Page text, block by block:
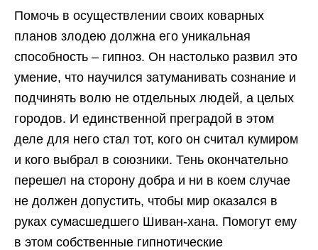
Помочь в осуществлении своих коварных
планов злодею должна его уникальная
способность – гипноз. Он настолько развил это
умение, что научился затуманивать сознание и
подчинять волю не отдельных людей, а целых
городов. И единственной преградой в этом
деле для него стал тот, кого он считал кумиром
и кого выбрал в союзники. Тень окончательно
перешел на сторону добра и ни в коем случае
не должен допустить, чтобы мир оказался в
руках сумасшедшего Шиван-хана. Помогут ему
в этом собственные гипнотические